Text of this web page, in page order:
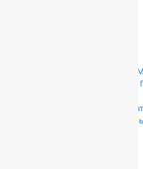
FLOARE-CARPET (Ковры
Ковер шерстяной
2,50×2,50 м, 100% шерсть